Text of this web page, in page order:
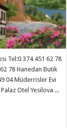
Tel:0 374 451 62 78
78 Hanedan Butik
04 Müderrisler Evi
Otel Yesilova ...